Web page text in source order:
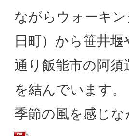
ながらウォーキ
日町）から笹井
通り飯能市の阿
を結んでいます。
季節の風を感じ